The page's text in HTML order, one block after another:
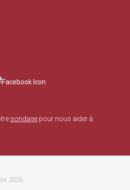
sondage pour nous aider à
. 2026.